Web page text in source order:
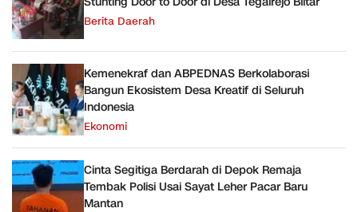
Berita Daerah
Kemenekraf dan ABPEDNAS Berkolaborasi
Bangun Ekosistem Desa Kreatif di Seluruh
Indonesia
Ekonomi
Cinta Segitiga Berdarah di Depok Remaja
Tembak Polisi Usai Sayat Leher Pacar Baru
Mantan